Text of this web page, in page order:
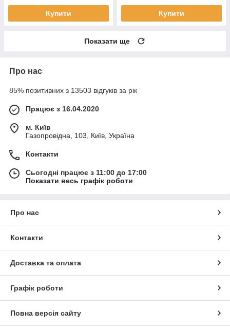
Купити Купити
Показати ще
Про нас
85% позитивних з 13503 відгуків за рік
Працює з 16.04.2020
м. Київ
Газопровідна, 103, Київ, Україна
Контакти
Сьогодні працює з 11:00 до 17:00
Показати весь графік роботи
Про нас
Контакти
Доставка та оплата
Графік роботи
Повна версія сайту